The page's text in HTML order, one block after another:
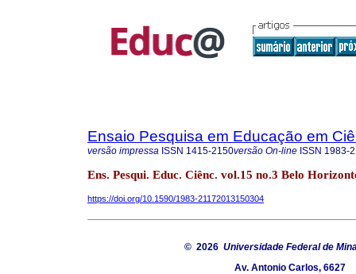
Ensaio Pesquisa em Educação em
versão impressa ISSN 1415-2150versão On-line ISSN 1983-
Ens. Pesqui. Educ. Ciênc. vol.15 no.3 Belo
https://doi.org/10.1590/1983-21172013150304
© 2026 Universidade Federal de
Av. Antonio Carlos, 6627